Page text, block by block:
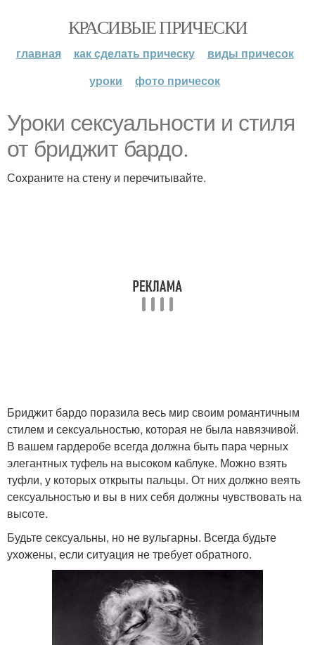
КРАСИВЫЕ ПРИЧЕСКИ
главная как сделать прическу
виды причесок
уроки
фото причесок
Уроки сексуальности и стиля
от бриджит бардо.
Сохраните на стену и перечитывайте.
Бриджит бардо поразила весь мир своим романтичным
стилем и сексуальностью, которая не была навязчивой.
В вашем гардеробе всегда должна быть пара черных
элегантных туфель на высоком каблуке. Можно взять
туфли, у которых открыты пальцы. От них должно веять
сексуальностью и вы в них себя должны чувствовать на
высоте.
Будьте сексуальны, но не вульгарны. Всегда будьте
ухожены, если ситуация не требует обратного.